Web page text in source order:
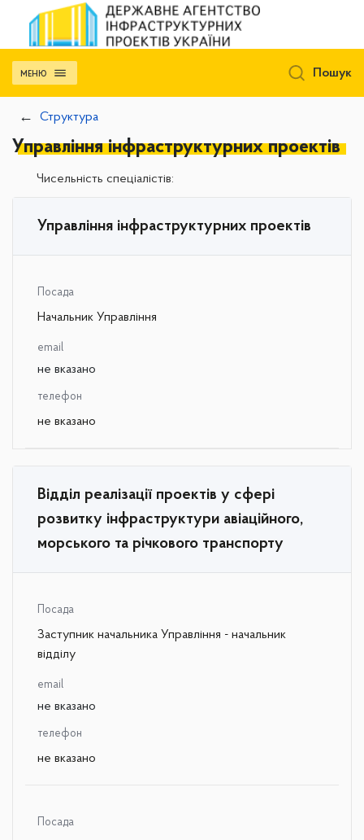
МЕНЮ Пошук
Структура
Управління інфраструктурних проектів
Чисельність спеціалістів:
Управління інфраструктурних проектів
Посада
Начальник Управління
email
не вказано
телефон
не вказано
Відділ реалізації проектів у сфері
розвитку інфраструктури авіаційного,
морського та річкового транспорту
Посада
Заступник начальника Управління - начальник
відділу
email
не вказано
телефон
не вказано
Посада